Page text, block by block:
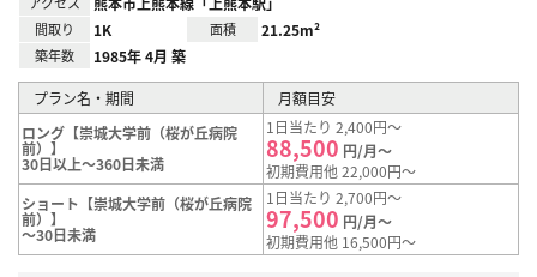
間取り 1K 面積 21.25m²
築年数 1985年 4月 築
プラン名・期間
月額目安
ロング【崇城大学前（桜が丘病院
前）】
30日以上～360日未満
1日当たり 2,400円～
88,500 円/月～
初期費用他 22,000円～
ショート【崇城大学前（桜が丘病院
前）】
～30日未満
1日当たり 2,700円～
97,500 円/月～
初期費用他 16,500円～